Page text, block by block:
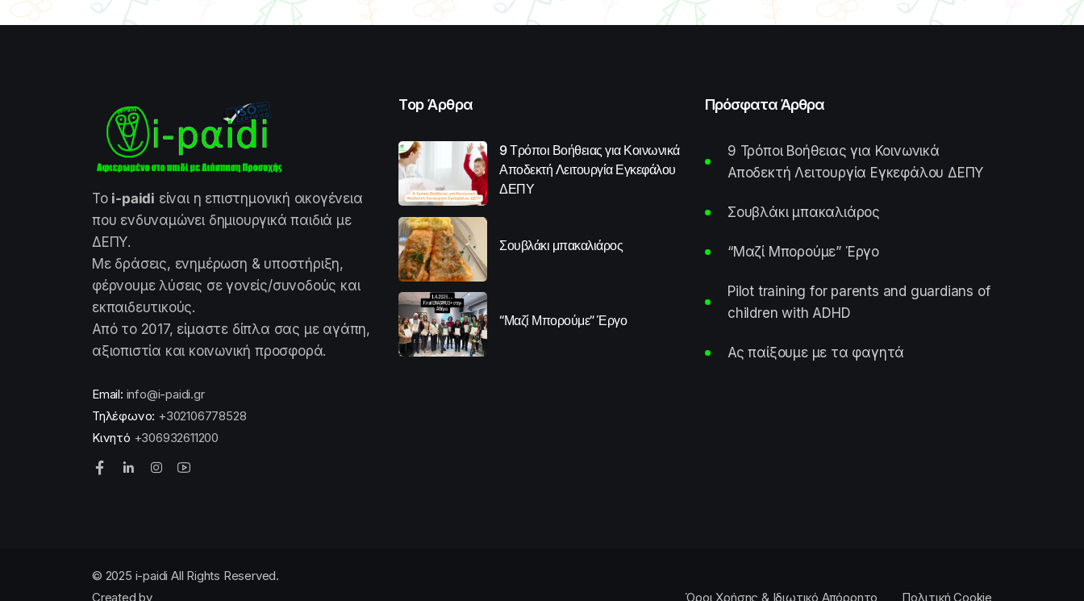
Το i-paidi είναι η επιστημονική οικογένεια
που ενδυναμώνει δημιουργικά παιδιά με
ΔΕΠΥ.
Με δράσεις, ενημέρωση & υποστήριξη,
φέρνουμε λύσεις σε γονείς/συνοδούς και
εκπαιδευτικούς.
Από το 2017, είμαστε δίπλα σας με αγάπη,
αξιοπιστία και κοινωνική προσφορά.
Email: info@i-paidi.gr
Τηλέφωνο: +302106778528
Κινητό +306932611200
Top Άρθρα
9 Τρόποι Βοήθειας για Κοινωνικά
Αποδεκτή Λειτουργία Εγκεφάλου
ΔΕΠΥ
Σουβλάκι μπακαλιάρος
“Μαζί Μπορούμε” Έργο
Πρόσφατα Άρθρα
9 Τρόποι Βοήθειας για Κοινωνικά
Αποδεκτή Λειτουργία Εγκεφάλου ΔΕΠΥ
Σουβλάκι μπακαλιάρος
“Μαζί Μπορούμε” Έργο
Pilot training for parents and guardians of
children with ADHD
Ας παίξουμε με τα φαγητά
© 2025 i-paidi All Rights Reserved.
Created by
Όροι Χρήσης & Ιδιωτικό Απόρρητο Πολιτική Cookie